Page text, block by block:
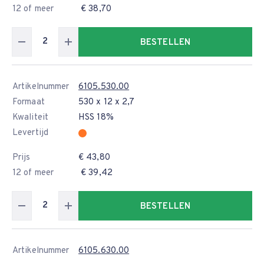
12 of meer
€ 38,70
BESTELLEN
Artikelnummer
6105.530.00
Formaat
530 x 12 x 2,7
Kwaliteit
HSS 18%
Levertijd
Prijs
€ 43,80
12 of meer
€ 39,42
BESTELLEN
Artikelnummer
6105.630.00